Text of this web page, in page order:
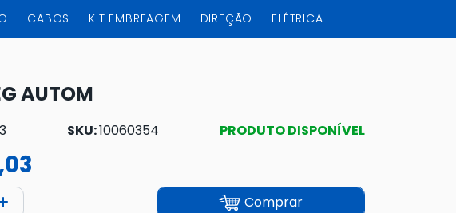
CABOS KIT EMBREAGEM DIREÇÃO ELÉTRICA
AUTOM
SKU:10060354 PRODUTO DISPONÍVEL
Comprar